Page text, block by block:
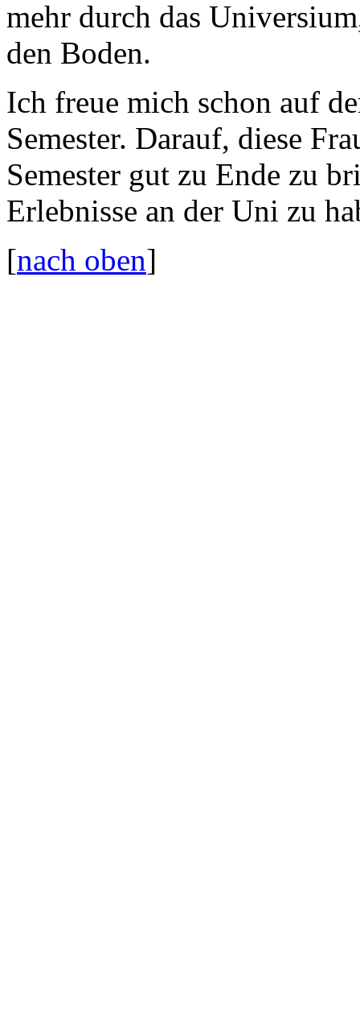
mehr durch das
den Boden.
Ich freue mich schon auf
Semester. Darauf, diese
Semester gut zu Ende zu
Erlebnisse an der Uni zu
[nach oben]